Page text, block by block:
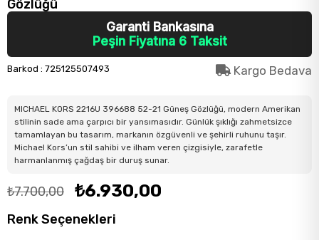
Gözlüğü
Garanti Bankasına
Peşin Fiyatına 6 Taksit
Barkod : 725125507493 Kargo Bedava
MICHAEL KORS 2216U 396688 52-21 Güneş Gözlüğü, modern Amerikan
stilinin sade ama çarpıcı bir yansımasıdır. Günlük şıklığı zahmetsizce
tamamlayan bu tasarım, markanın özgüvenli ve şehirli ruhunu taşır.
Michael Kors’un stil sahibi ve ilham veren çizgisiyle, zarafetle
harmanlanmış çağdaş bir duruş sunar.
₺7.700,00 ₺6.930,00
Renk Seçenekleri